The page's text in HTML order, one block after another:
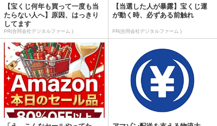
【宝くじ何年も買って一度も当
たらない人へ】原因、はっきり
してます
PR(合同会社デジタルファーム )
【当選した人が暴露】宝くじ運
が動く時、必ずある前触れ
PR(合同会社デジタルファーム )